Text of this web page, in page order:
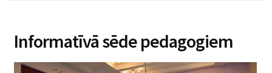
Informatīvā sēde pedagogiem